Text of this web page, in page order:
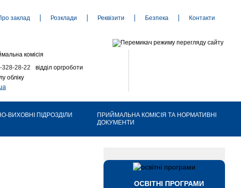
заклад Розклади Реквізити Безпека Контакти
комісія
відділ оргроботи
328-28-22
обліку
ВИХОВНІ ПІДРОЗДІЛИ
ПРИЙМАЛЬНА КОМІСІЯ ТА НОРМАТИВНІ
ДОКУМЕНТИ
ОСВІТНІ ПРОГРАМИ